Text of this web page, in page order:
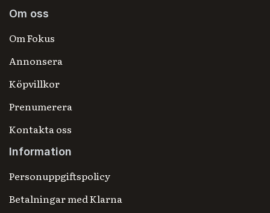
Om oss
Om Fokus
Annonsera
Köpvillkor
Prenumerera
Kontakta oss
Information
Personuppgiftspolicy
Betalningar med Klarna